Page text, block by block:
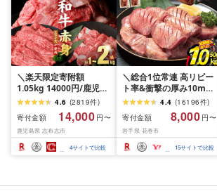
＼楽天限定寄附額
1.05kg 14000円/鹿児島
県産 黒毛和牛 牛肉 赤身
モモ ウデ (スライス or
焼肉)[計1kg~2.1kg / 定
期便 全3回] すき焼き し
ゃぶしゃぶ 国産 肉 国産
牛 お肉 モモ肉 牛しゃぶ
チク]
4.6 (2819件)
寄付金額
14,000 円〜
鹿児島県 志布志市
4サイトで比較
＼総合1位常連 高リピー
ト率&衝撃の厚み10mm
厚切り牛タン 塩味/ ≪ス
ピード発送!!10営業日以
内発送≫ 選べる内容量
500g / 1kg 定期便 毎月
届く 牛肉 肉 BBQ ふるさ
と 人気 ランキング 岩手
4.4 (16196件)
寄付金額
8,000 円〜
岩手県 花巻市
15サイトで比較